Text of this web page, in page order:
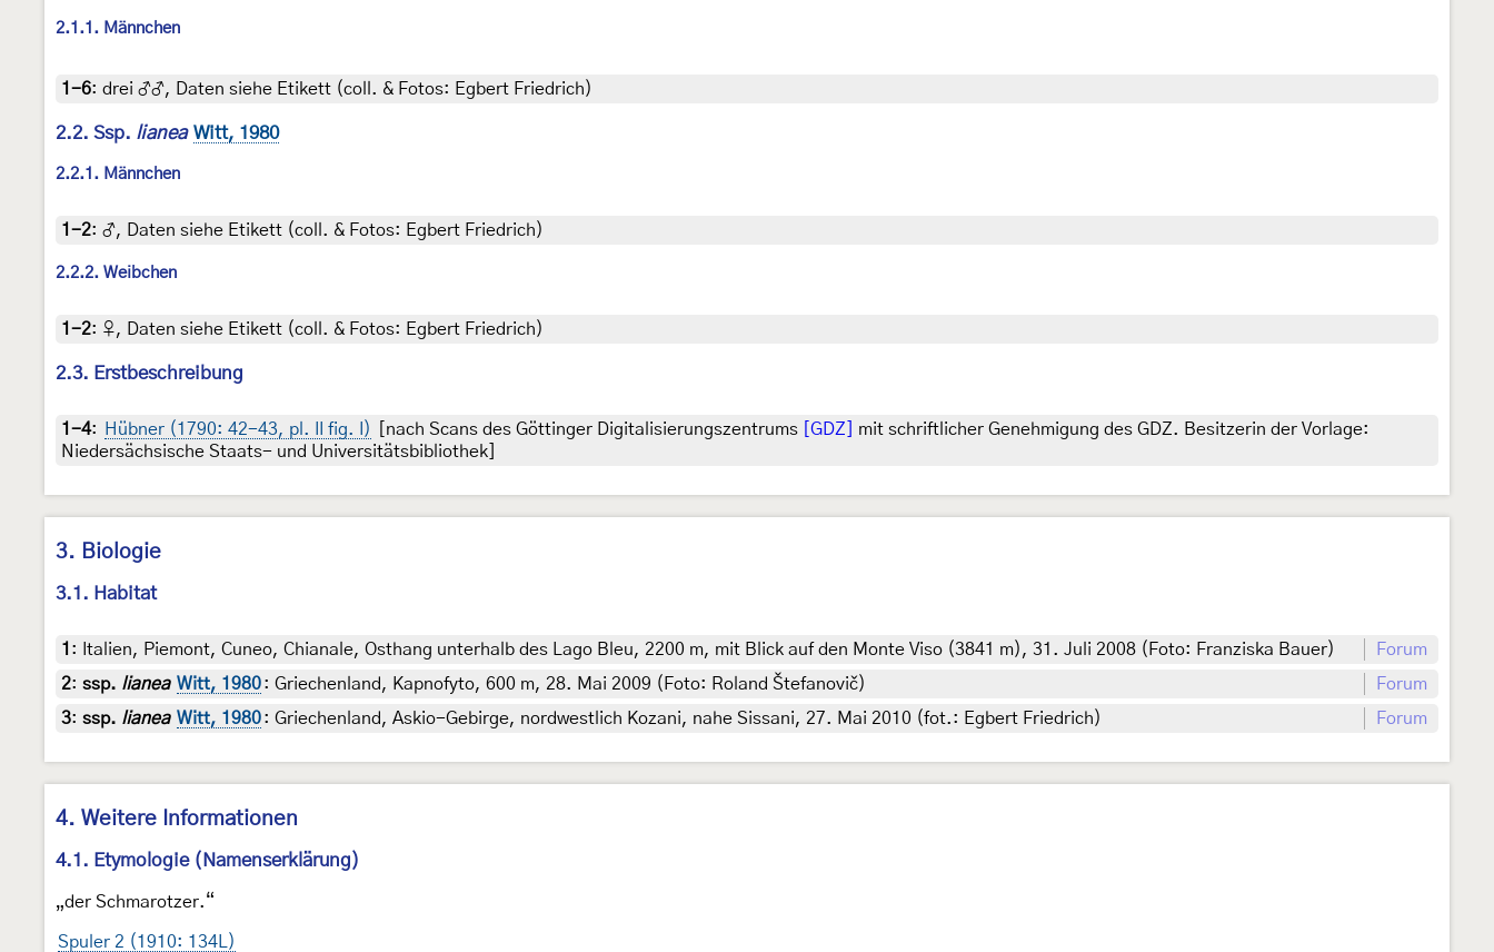
2.1.1. Männchen
1-6: drei ♂♂, Daten siehe Etikett (coll. & Fotos: Egbert Friedrich)
2.2. Ssp. lianea Witt, 1980
2.2.1. Männchen
1-2: ♂, Daten siehe Etikett (coll. & Fotos: Egbert Friedrich)
2.2.2. Weibchen
1-2: ♀, Daten siehe Etikett (coll. & Fotos: Egbert Friedrich)
2.3. Erstbeschreibung
1-4: Hübner (1790: 42-43, pl. II fig. I) [nach Scans des Göttinger Digitalisierungszentrums [GDZ]
mit schriftlicher Genehmigung des GDZ. Besitzerin der Vorlage:
Niedersächsische Staats- und Universitätsbibliothek]
3. Biologie
3.1. Habitat
1 : Italien, Piemont, Cuneo, Chianale, Osthang unterhalb des Lago Bleu, 2200 m, mit Blick auf den Monte Viso (3841 m), 31. Juli 2008 (Foto: Franziska Bauer)
Forum
2: ssp. lianea Witt, 1980: Griechenland, Kapnofyto, 600 m, 28. Mai 2009 (Foto: Roland Štefanovič)
Forum
3: ssp. lianea Witt, 1980: Griechenland, Askio-Gebirge, nordwestlich Kozani, nahe Sissani, 27. Mai 2010 (fot.: Egbert Friedrich) Forum
4. Weitere Informationen
4.1. Etymologie (Namenserklärung)
„der Schmarotzer.“
Spuler 2 (1910: 134L)